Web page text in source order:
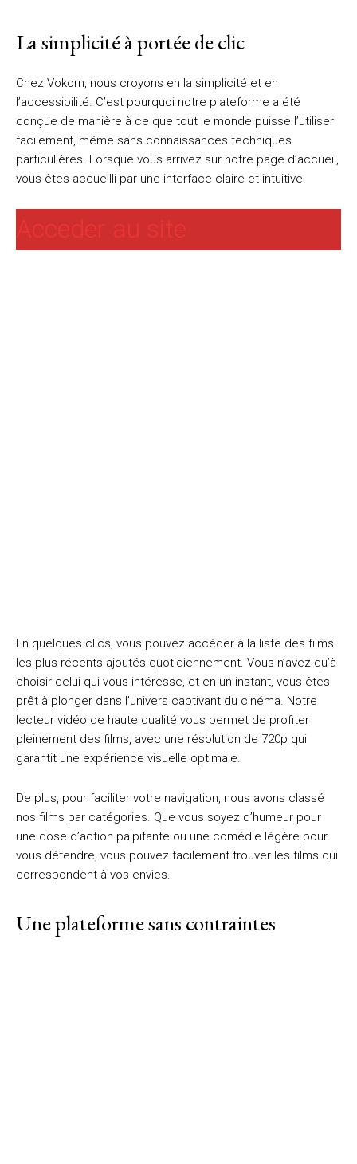
La simplicité à portée de clic
Chez Vokorn, nous croyons en la simplicité et en
l’accessibilité. C’est pourquoi notre plateforme a été
conçue de manière à ce que tout le monde puisse l’utiliser
facilement, même sans connaissances techniques
particulières. Lorsque vous arrivez sur notre page d’accueil,
vous êtes accueilli par une interface claire et intuitive.
Acceder au site
En quelques clics, vous pouvez accéder à la liste des films
les plus récents ajoutés quotidiennement. Vous n’avez qu’à
choisir celui qui vous intéresse, et en un instant, vous êtes
prêt à plonger dans l’univers captivant du cinéma. Notre
lecteur vidéo de haute qualité vous permet de profiter
pleinement des films, avec une résolution de 720p qui
garantit une expérience visuelle optimale.
De plus, pour faciliter votre navigation, nous avons classé
nos films par catégories. Que vous soyez d’humeur pour
une dose d’action palpitante ou une comédie légère pour
vous détendre, vous pouvez facilement trouver les films qui
correspondent à vos envies.
Une plateforme sans contraintes